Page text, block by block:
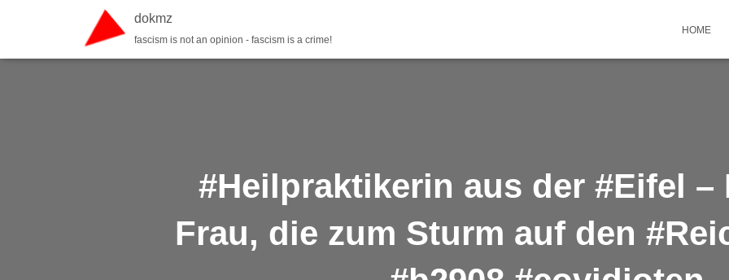
dokmz
fascism is not an opinion - fascism is a crime!
HOME
#Heilpraktikerin aus der #Eifel –
Frau, die zum Sturm auf den